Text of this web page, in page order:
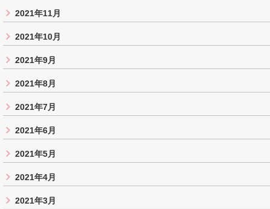
2021年11月
2021年10月
2021年9月
2021年8月
2021年7月
2021年6月
2021年5月
2021年4月
2021年3月